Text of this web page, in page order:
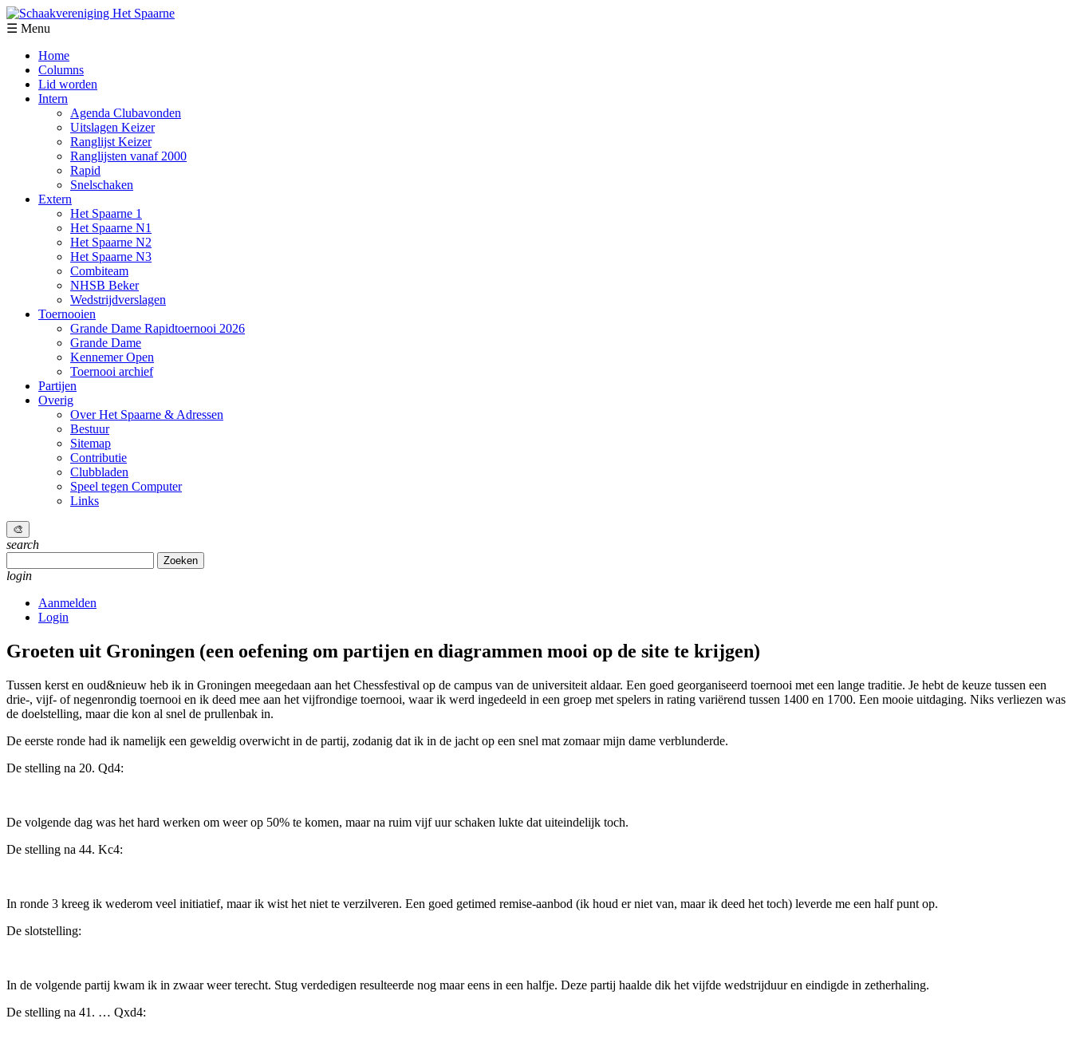
☰ Menu
Home
Columns
Lid worden
Intern
Agenda Clubavonden
Uitslagen Keizer
Ranglijst Keizer
Ranglijsten vanaf 2000
Rapid
Snelschaken
Extern
Het Spaarne 1
Het Spaarne N1
Het Spaarne N2
Het Spaarne N3
Combiteam
NHSB Beker
Wedstrijdverslagen
Toernooien
Grande Dame Rapidtoernooi 2026
Grande Dame
Kennemer Open
Toernooi archief
Partijen
Overig
Over Het Spaarne & Adressen
Bestuur
Sitemap
Contributie
Clubbladen
Speel tegen Computer
Links
🎨
search
naar:
login
Aanmelden
Login
Groeten uit Groningen (een oefening om partijen en diagrammen mooi op de site te krijgen)
Tussen kerst en oud&nieuw heb ik in Groningen meegedaan aan het Chessfestival op de campus van de universiteit aldaar. Een goed georganiseerd toernooi met een lange traditie. Je hebt de keuze tussen een
drie-, vijf- of negenrondig toernooi en ik deed mee aan het vijfrondige toernooi, waar ik werd ingedeeld in een groep met spelers in rating variërend tussen 1400 en 1700. Een mooie uitdaging. Niks verliezen was
de doelstelling, maar die kon al snel de prullenbak in.
De eerste ronde had ik namelijk een geweldig overwicht in de partij, zodanig dat ik in de jacht op een snel mat zomaar mijn dame verblunderde.
De stelling na 20. Qd4:
De volgende dag was het hard werken om weer op 50% te komen, maar na ruim vijf uur schaken lukte dat uiteindelijk toch.
De stelling na 44. Kc4:
In ronde 3 kreeg ik wederom veel initiatief, maar ik wist het niet te verzilveren. Een goed getimed remise-aanbod (ik houd er niet van, maar ik deed het toch) leverde me een half punt op.
De slotstelling:
In de volgende partij kwam ik in zwaar weer terecht. Stug verdedigen resulteerde nog maar eens in een halfje. Deze partij haalde dik het vijfde wedstrijduur en eindigde in zetherhaling.
De stelling na 41. … Qxd4: